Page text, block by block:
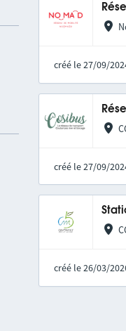
créé le 27/09/
créé le 27/09/
créé le 26/03/